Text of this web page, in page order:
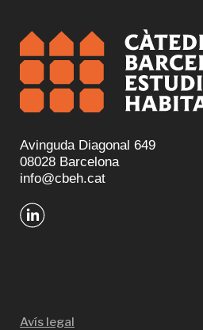
Avinguda Diagonal 649
08028 Barcelona
info@cbeh.cat
Avís legal